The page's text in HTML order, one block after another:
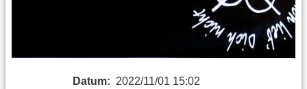
Datum: 2022/11/01 15:02